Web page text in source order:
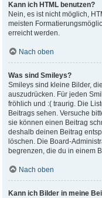
Kann ich HTML benutzen?
Nein, es ist nicht möglich,
meisten
erreicht werden.
Nach oben
Was sind Smileys?
Smileys sind kleine Bilder,
auszudrücken. Für jeden
fröhlich und :( traurig. Die
Beitrags sehen. Versuche
sie können einen Beitrag
deshalb deinen Beitrag
löschen. Die Board-
begrenzen, die du in einem
Nach oben
Kann ich Bilder in meine